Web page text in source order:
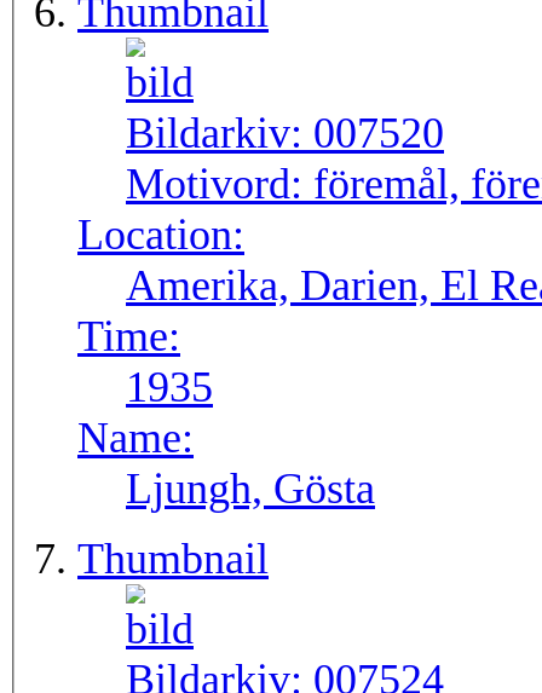
Thumbnail
Bildarkiv: 007520
Motivord: föremål,
Location:
Amerika, Darien, El
Time:
1935
Name:
Ljungh, Gösta
Thumbnail
Bildarkiv: 007524